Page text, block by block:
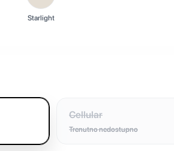
Starlight
Cellular
Trenutno nedostupno